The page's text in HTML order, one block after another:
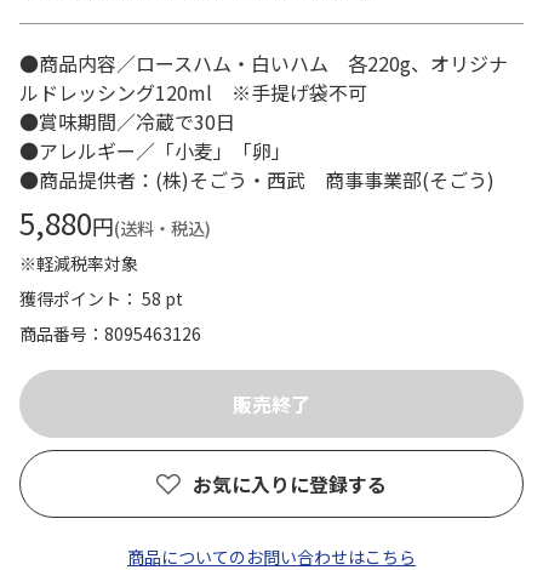
●商品内容／ロースハム・白いハム 各220g、オリジナ
ルドレッシング120ml ※手提げ袋不可
●賞味期間／冷蔵で30日
●アレルギー／「小麦」「卵」
●商品提供者：(株)そごう・西武 商事事業部(そごう)
5,880円(送料・税込)
※軽減税率対象
獲得ポイント： 58 pt
商品番号
8095463126
お気に入りに登録する
商品についてのお問い合わせはこちら